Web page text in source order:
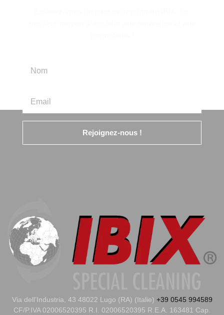
Rejoignez-nous !
Via dell’Industria, 43 48022 Lugo (RA) (Italie) +39 0545 994589
CF/P.IVA 02006520395 R.I. 02006520395 R.E.A. 163481 Cap.